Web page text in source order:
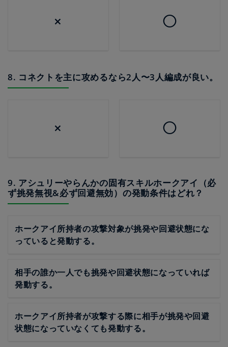
× ◯
8. コネクトを主に攻めるなら2人〜3人編成が良い。
× ◯
9. アシュリーやらんかの固有スキルホークアイ（必
ず挑発無視&必ず回避無効）の発動条件はどれ？
ホークアイ所持者の攻撃対象が挑発や回避状態にな
っていると発動する。
相手の誰か一人でも挑発や回避状態になっていれば
発動する。
ホークアイ所持者が攻撃する際に相手が挑発や回避
状態になっていなくても発動する。